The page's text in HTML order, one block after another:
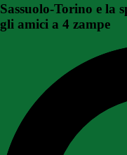
Sassuolo-Torino e la
gli amici a 4 zampe